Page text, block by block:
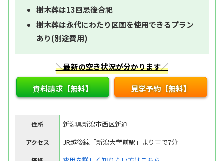
樹木葬は13回忌後合祀
樹木葬は永代にわたり区画を使用できるプラン
あり(別途費用)
＼最新の空き状況が分かります／
資料請求【無料】 見学予約【無料】
住所 新潟県新潟市西区新通
アクセス JR越後線「新潟大学前駅」より車で7分